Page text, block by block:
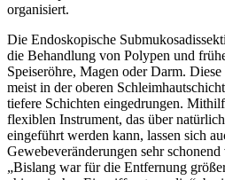
organisiert.
Die Endoskopische
die Behandlung von Polypen und
Speiseröhre, Magen oder Darm.
meist in der oberen
tiefere Schichten eingedrungen.
flexiblen Instrument, das über
eingeführt werden kann, lassen sich
Gewebeveränderungen sehr
„Bislang war für die Entfernung